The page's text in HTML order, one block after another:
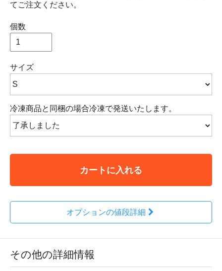
てご注文ください。
個数
サイズ
冷凍商品と同梱の場合冷凍で発送いたします。
カートに入れる
オプションの値段詳細
その他の詳細情報